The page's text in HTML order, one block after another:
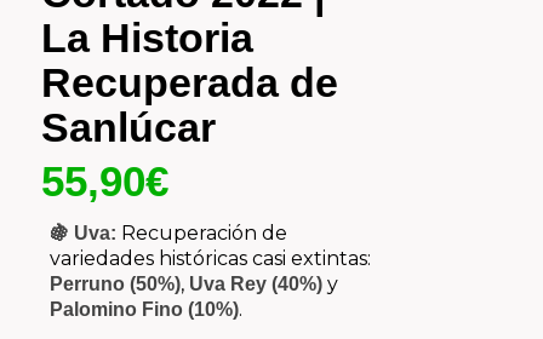
La Historia
Recuperada de
Sanlúcar
55,90€
🍇 Uva: Recuperación de
variedades históricas casi extintas:
Perruno (50%), Uva Rey (40%)y
Palomino Fino (10%).